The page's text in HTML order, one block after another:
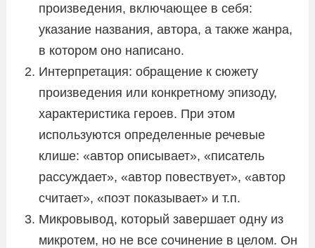
произведения, включающее в себя:
указание названия, автора, а также жанра,
в котором оно написано.
Интерпретация: обращение к сюжету
произведения или конкретному эпизоду,
характеристика героев. При этом
используются определенные речевые
клише: «автор описывает», «писатель
рассуждает», «автор повествует», «автор
считает», «поэт показывает» и т.п.
Микровывод, который завершает одну из
микротем, но не все сочинение в целом. Он